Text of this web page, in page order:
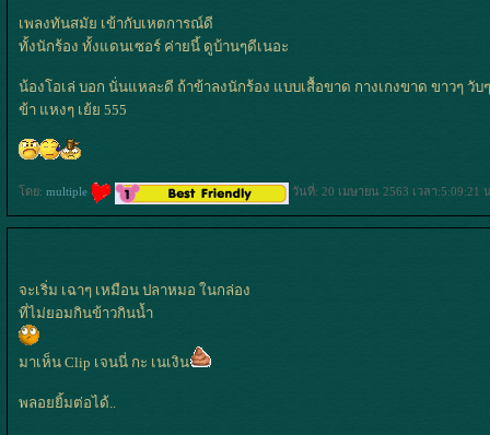
เพลงทันสมัย เข้ากับเหตการณ์ดี
ทั้งนักร้อง ทั้งแดนเซอร์ ค่ายนี้ ดูบ้านๆดีเนอะ
น้องโอเล่ บอก นั่นแหละดี ถ้าข้าลงนักร้อง แบบเสื้อขาด กางเกงขาด ขาวๆ วับ
ข้า แหงๆ เย้ย 555
ดย: multiple วันที่: 20 เมษายน 2563 เวลา:5:09:21
จะเริ่ม เฉาๆ เหมือน ปลาหมอ ในกล่อง
ที่ไม่ยอมกินข้าวกินน้ำ
มาเห็น Clip เจนนี่ กะ เนเงิน
พลอยยิ้มต่อได้..